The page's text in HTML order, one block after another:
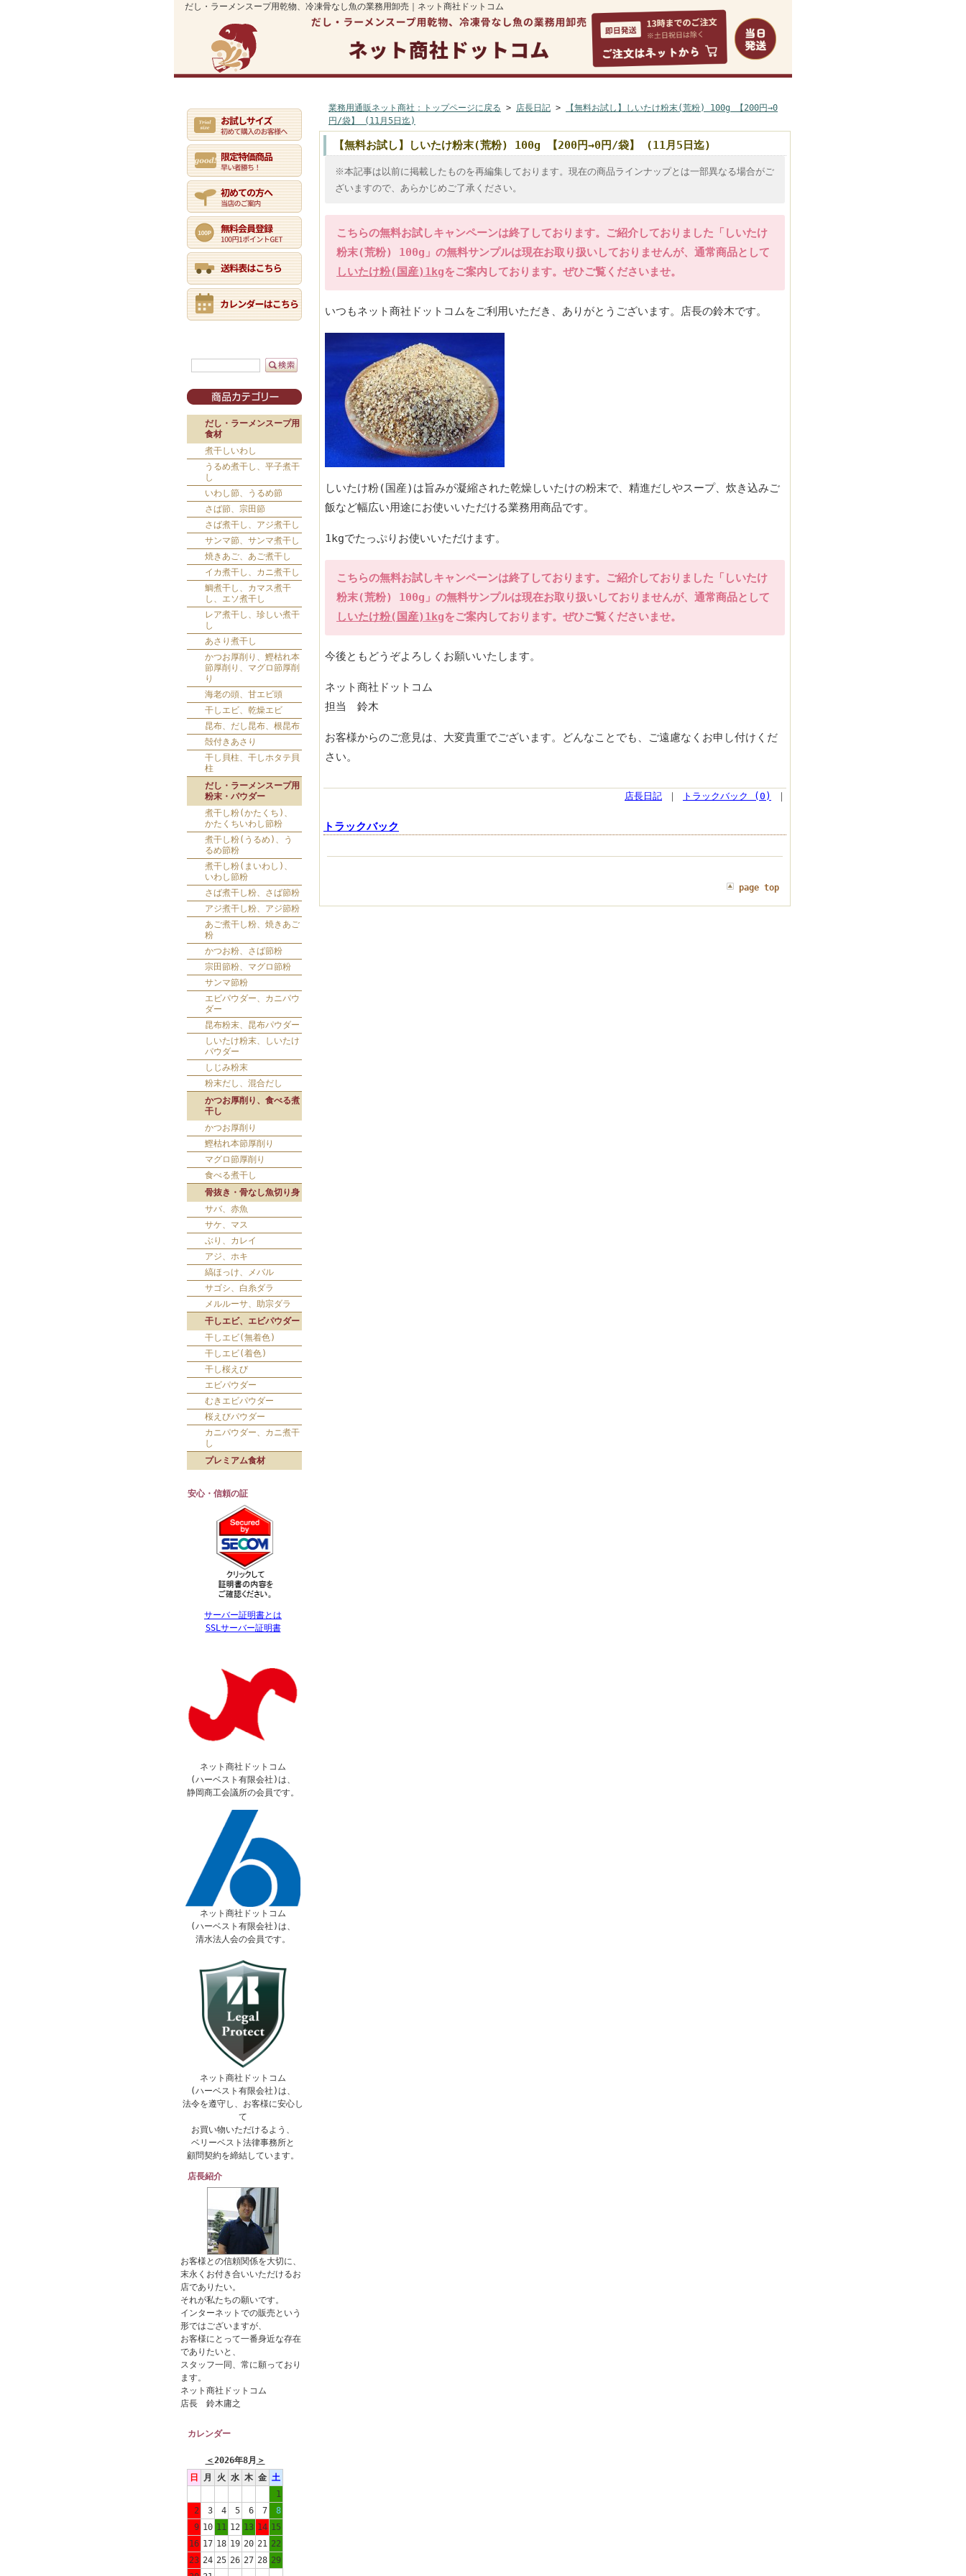
だし・ラーメンスープ用乾物、冷凍骨なし魚の業務用卸売｜ネット商社ドットコム
マイページ ご利用案内 よくある質問 カートを見る お問合せ サイトマップ
だし・ラーメンスープ用
食材
煮干しいわし
うるめ煮干し、平子煮干
し
いわし節、うるめ節
さば節、宗田節
さば煮干し、アジ煮干し
サンマ節、サンマ煮干し
焼きあご、あご煮干し
イカ煮干し、カニ煮干し
鯛煮干し、カマス煮干
し、エソ煮干し
レア煮干し、珍しい煮干
し
あさり煮干し
かつお厚削り、鰹枯れ本
節厚削り、マグロ節厚削
り
海老の頭、甘エビ頭
干しエビ、乾燥エビ
昆布、だし昆布、根昆布
殻付きあさり
干し貝柱、干しホタテ貝
柱
だし・ラーメンスープ用
粉末・パウダー
煮干し粉(かたくち)、
かたくちいわし節粉
煮干し粉(うるめ)、う
るめ節粉
煮干し粉(まいわし)、
いわし節粉
さば煮干し粉、さば節粉
アジ煮干し粉、アジ節粉
あご煮干し粉、焼きあご
粉
かつお粉、さば節粉
宗田節粉、マグロ節粉
サンマ節粉
エビパウダー、カニパウ
ダー
昆布粉末、昆布パウダー
しいたけ粉末、しいたけ
パウダー
しじみ粉末
粉末だし、混合だし
かつお厚削り、食べる煮
干し
かつお厚削り
鰹枯れ本節厚削り
マグロ節厚削り
食べる煮干し
骨抜き・骨なし魚切り身
サバ、赤魚
サケ、マス
ぶり、カレイ
アジ、ホキ
縞ほっけ、メバル
サゴシ、白糸ダラ
メルルーサ、助宗ダラ
干しエビ、エビパウダー
干しエビ(無着色)
干しエビ(着色)
干し桜えび
エビパウダー
むきエビパウダー
桜えびパウダー
カニパウダー、カニ煮干
し
プレミアム食材
安心・信頼の証
サーバー証明書とは
SSLサーバー証明書
ネット商社ドットコム
(ハーベスト有限会社)は、
静岡商工会議所の会員です。
ネット商社ドットコム
(ハーベスト有限会社)は、
清水法人会の会員です。
ネット商社ドットコム
(ハーベスト有限会社)は、
法令を遵守し、お客様に安心し
て
お買い物いただけるよう、
ベリーベスト法律事務所と
顧問契約を締結しています。
店長紹介
お客様との信頼関係を大切に、
末永くお付き合いいただけるお
店でありたい。
それが私たちの願いです。
インターネットでの販売という
形ではございますが、
お客様にとって一番身近な存在
でありたいと、
スタッフ一同、常に願っており
ます。
ネット商社ドットコム
店長 鈴木庸之
カレンダー
＜2026年8月 ＞
日
月 火 水 木 金 土
1
2
3 4 5 6 7
8
9 10 11 12 13 14 15
16 17 18 19 20 21 22
23 24 25 26 27 28 29
業務用通販ネット商社：トップページに戻る > 店長日記 >
【無料お試し】しいたけ粉末(荒粉) 100g 【200円→0
円/袋】 (11月5日迄)
【無料お試し】しいたけ粉末(荒粉) 100g 【200円→0円/袋】 (11月5日迄)
※本記事は以前に掲載したものを再編集しております。現在の商品ラインナップとは一部異なる場合がご
ざいますので、あらかじめご了承ください。
こちらの無料お試しキャンペーンは終了しております。ご紹介しておりました「しいたけ
粉末(荒粉) 100g」の無料サンプルは現在お取り扱いしておりませんが、通常商品として
しいたけ粉(国産)1kgをご案内しております。ぜひご覧くださいませ。
いつもネット商社ドットコムをご利用いただき、ありがとうございます。店長の鈴木です。
しいたけ粉(国産)は旨みが凝縮された乾燥しいたけの粉末で、精進だしやスープ、炊き込みご
飯など幅広い用途にお使いいただける業務用商品です。
1kgでたっぷりお使いいただけます。
こちらの無料お試しキャンペーンは終了しております。ご紹介しておりました「しいたけ
粉末(荒粉) 100g」の無料サンプルは現在お取り扱いしておりませんが、通常商品として
しいたけ粉(国産)1kgをご案内しております。ぜひご覧くださいませ。
今後ともどうぞよろしくお願いいたします。
ネット商社ドットコム
担当 鈴木
お客様からのご意見は、大変貴重でございます。どんなことでも、ご遠慮なくお申し付けくだ
さい。
店長日記 ｜ トラックバック (0) ｜
トラックバック
page top